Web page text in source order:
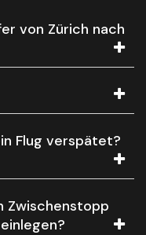
von Zürich nach
Flug verspätet?
Zwischenstopp